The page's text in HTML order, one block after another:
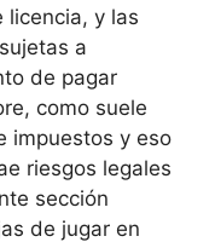
licencia, y las
a
de pagar
como suele
impuestos y eso
riesgos legales
sección
de jugar en